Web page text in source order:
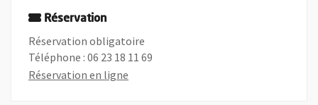
Réservation
Réservation obligatoire
Téléphone : 06 23 18 11 69
Réservation en ligne